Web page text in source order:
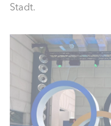
Stadt.